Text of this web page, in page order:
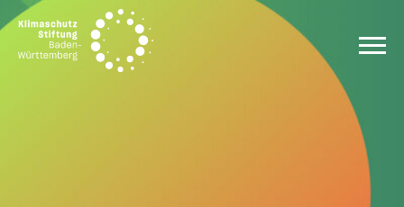
Zum Inhalt springen